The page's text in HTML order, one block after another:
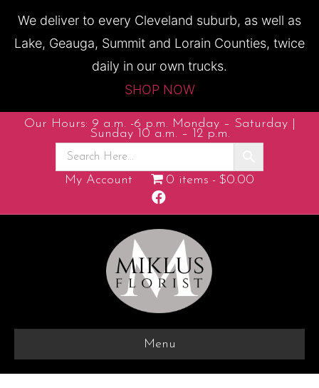
We deliver to every Cleveland suburb, as well as
Lake, Geauga, Summit and Lorain Counties, twice
daily in our own trucks.
SHOP NOW
Our Hours: 9 a.m. -6 p.m. Monday – Saturday |
Sunday 10 a.m. – 12 p.m.
My Account 0 items $0.00
F
c
b
k
Menu